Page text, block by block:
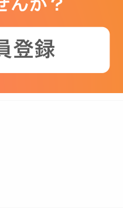
療機器）／治療用具/機器(
リティ系）、医療従事者、営
の他（サービス系）、学術/
／エデュケーション/製品研
棟） 、医療従事者／看護師